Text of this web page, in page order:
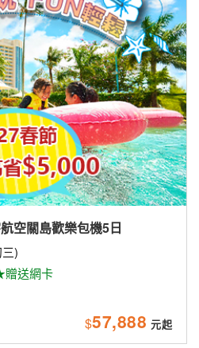
空關島歡樂包機5日
)
送網卡
$57,888